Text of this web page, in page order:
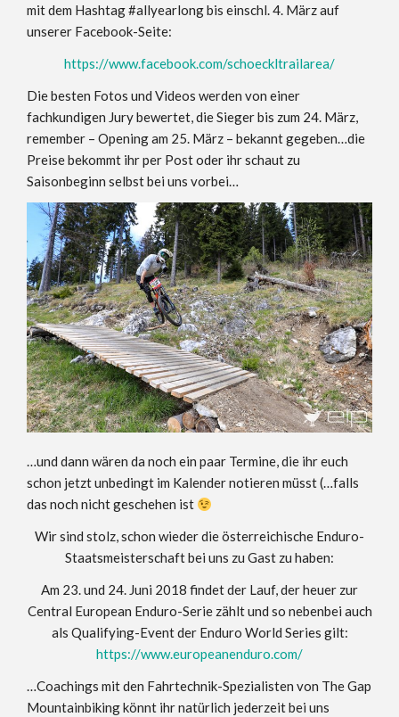
mit dem Hashtag #allyearlong bis einschl. 4. März auf
unserer Facebook-Seite:
https://www.facebook.com/schoeckltrailarea/
Die besten Fotos und Videos werden von einer
fachkundigen Jury bewertet, die Sieger bis zum 24. März,
remember – Opening am 25. März – bekannt gegeben…die
Preise bekommt ihr per Post oder ihr schaut zu
Saisonbeginn selbst bei uns vorbei…
…und dann wären da noch ein paar Termine, die ihr euch
schon jetzt unbedingt im Kalender notieren müsst (…falls
das noch nicht geschehen ist
Wir sind stolz, schon wieder die österreichische Enduro-
Staatsmeisterschaft bei uns zu Gast zu haben:
Am 23. und 24. Juni 2018 findet der Lauf, der heuer zur
Central European Enduro-Serie zählt und so nebenbei auch
als Qualifying-Event der Enduro World Series gilt:
https://www.europeanenduro.com/
…Coachings mit den Fahrtechnik-Spezialisten von The Gap
Mountainbiking könnt ihr natürlich jederzeit bei uns